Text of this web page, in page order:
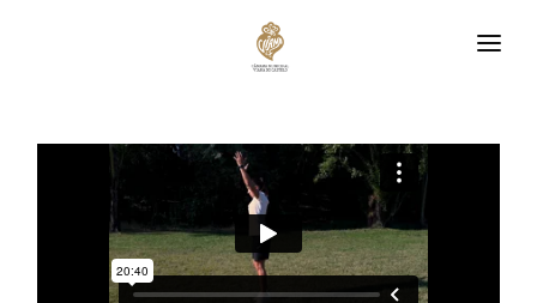
DESCOBRE
EQUIPAMENTOS